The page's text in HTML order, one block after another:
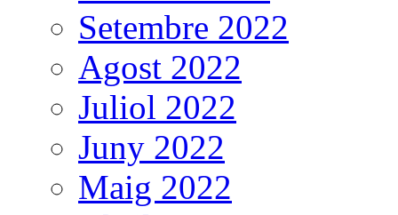
Setembre 2022
Agost 2022
Juliol 2022
Juny 2022
Maig 2022